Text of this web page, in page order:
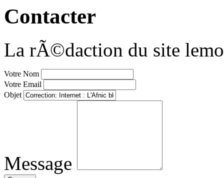
Contacter
La rÃ©daction du site
Votre Nom
Votre Email
Objet
Message